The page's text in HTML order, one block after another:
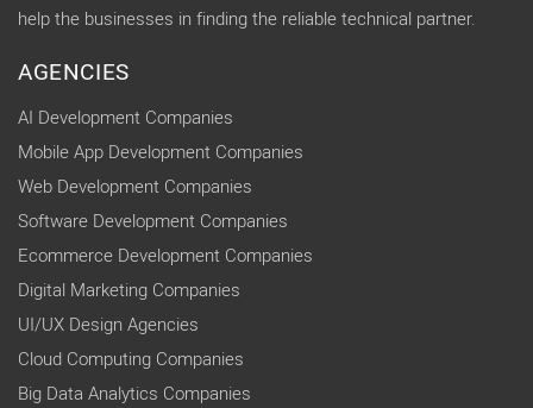
help the businesses in finding the reliable technical partner.
AGENCIES
AI Development Companies
Mobile App Development Companies
Web Development Companies
Software Development Companies
Ecommerce Development Companies
Digital Marketing Companies
UI/UX Design Agencies
Cloud Computing Companies
Big Data Analytics Companies